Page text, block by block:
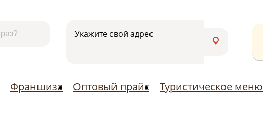
Укажите свой адрес
Франшиза Оптовый прайс Туристическое меню